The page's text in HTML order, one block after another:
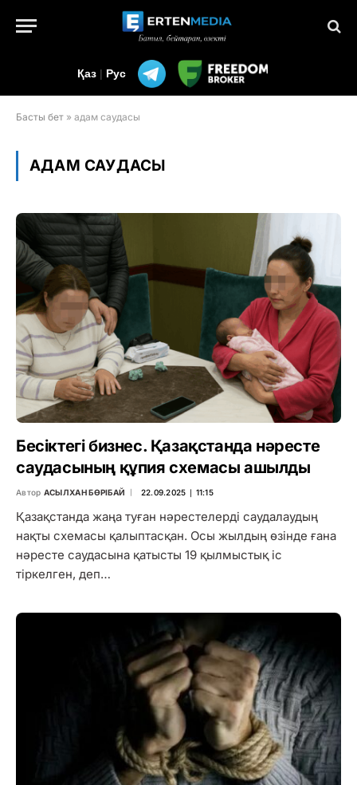
Қаз | Рус
Басты бет » адам саудасы
АДАМ САУДАСЫ
Бесіктегі бизнес. Қазақстанда нәресте
саудасының құпия схемасы ашылды
Автор АСЫЛХАН БӨРІБАЙ 22.09.2025 ∣ 11:15
Қазақстанда жаңа туған нәрестелерді саудалаудың
нақты схемасы қалыптасқан. Осы жылдың өзінде ғана
нәресте саудасына қатысты 19 қылмыстық іс
тіркелген, деп…